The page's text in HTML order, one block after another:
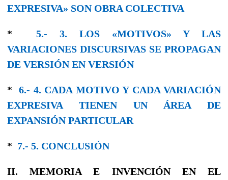
EXPRESIVA» SON OBRA COLECTIVA
*5.- 3. LOS «MOTIVOS» Y LAS
VARIACIONES DISCURSIVAS SE PROPAGAN
DE VERSIÓN EN VERSIÓN
* 6.- 4. CADA MOTIVO Y CADA VARIACIÓN
EXPRESIVA TIENEN UN ÁREA DE
EXPANSIÓN PARTICULAR
* 7.- 5. CONCLUSIÓN
II. MEMORIA E INVENCIÓN EN EL